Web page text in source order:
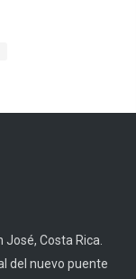
José, Costa Rica.
del nuevo puente